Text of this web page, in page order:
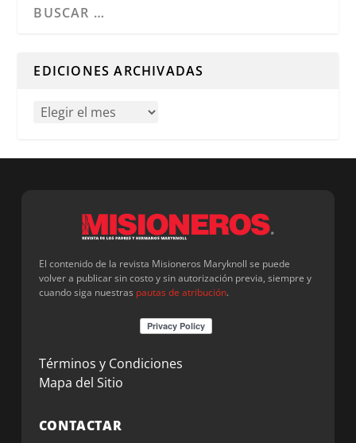
EDICIONES ARCHIVADAS
El contenido de la revista Misioneros Maryknoll se puede
volver a publicar sin costo y sin autorización previa, siempre y
cuando siga nuestras pautas de atribución.
Términos y Condiciones
Mapa del Sitio
CONTACTAR